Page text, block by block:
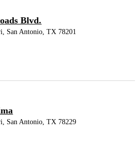
Blvd.
San Antonio, TX 78201
San Antonio, TX 78229